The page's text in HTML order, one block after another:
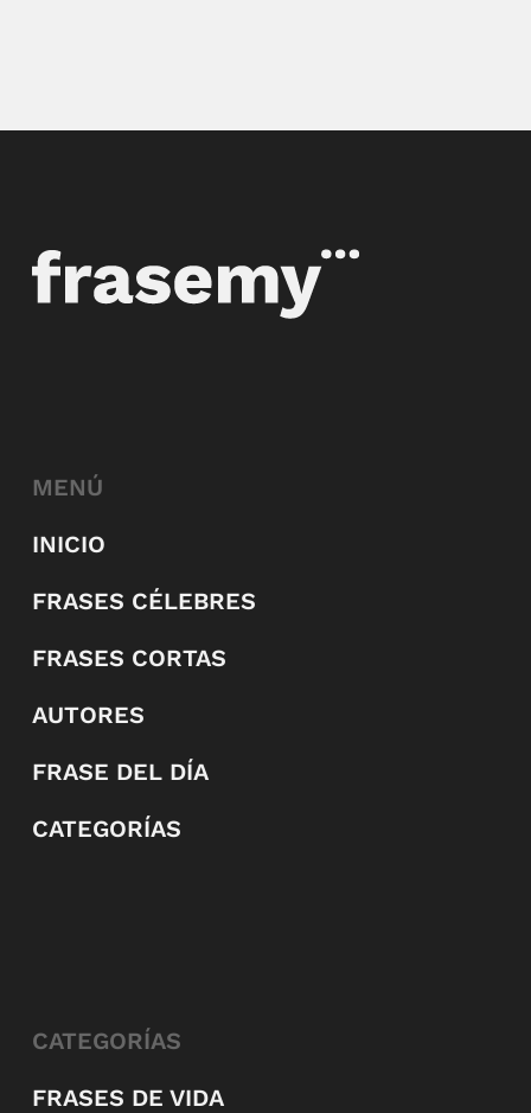
MENÚ
INICIO
FRASES CÉLEBRES
FRASES CORTAS
AUTORES
FRASE DEL DÍA
CATEGORÍAS
CATEGORÍAS
FRASES DE VIDA